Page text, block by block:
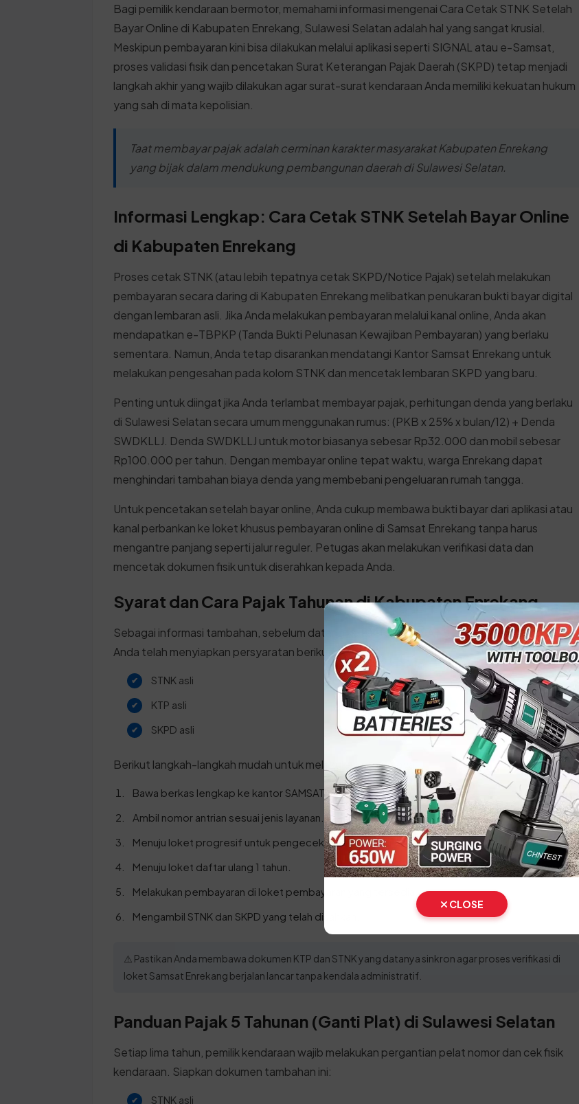
Bagi pemilik kendaraan bermotor, memahami informasi mengenai Cara Cetak STNK Setelah
Bayar Online di Kabupaten Enrekang, Sulawesi Selatan adalah hal yang sangat krusial.
Meskipun pembayaran kini bisa dilakukan melalui aplikasi seperti SIGNAL atau e-Samsat,
proses validasi fisik dan pencetakan Surat Keterangan Pajak Daerah (SKPD) tetap menjadi
langkah akhir yang wajib dilakukan agar surat-surat kendaraan Anda memiliki kekuatan hukum
yang sah di mata kepolisian.
Taat membayar pajak adalah cerminan karakter masyarakat Kabupaten Enrekang
yang bijak dalam mendukung pembangunan daerah di Sulawesi Selatan.
Informasi Lengkap: Cara Cetak STNK Setelah Bayar Online
di Kabupaten Enrekang
Proses cetak STNK (atau lebih tepatnya cetak SKPD/Notice Pajak) setelah melakukan
pembayaran secara daring di Kabupaten Enrekang melibatkan penukaran bukti bayar digital
dengan lembaran asli. Jika Anda melakukan pembayaran melalui kanal online, Anda akan
mendapatkan e-TBPKP (Tanda Bukti Pelunasan Kewajiban Pembayaran) yang berlaku
sementara. Namun, Anda tetap disarankan mendatangi Kantor Samsat Enrekang untuk
melakukan pengesahan pada kolom STNK dan mencetak lembaran SKPD yang baru.
Penting untuk diingat jika Anda terlambat membayar pajak, perhitungan denda yang berlaku
di Sulawesi Selatan secara umum menggunakan rumus: (PKB x 25% x bulan/12) + Denda
SWDKLLJ. Denda SWDKLLJ untuk motor biasanya sebesar Rp32.000 dan mobil sebesar
Rp100.000 per tahun. Dengan membayar online tepat waktu, warga Enrekang dapat
menghindari tambahan biaya denda yang membebani pengeluaran rumah tangga.
Untuk pencetakan setelah bayar online, Anda cukup membawa bukti bayar dari aplikasi atau
kanal perbankan ke loket khusus pembayaran online di Samsat Enrekang tanpa harus
mengantre panjang seperti jalur reguler. Petugas akan melakukan verifikasi data dan
mencetak dokumen fisik untuk diserahkan kepada Anda.
Syarat dan Cara Pajak Tahunan di Kabupaten Enrekang
Sebagai informasi tambahan, sebelum datang ke kantor SAMSAT Sulawesi Selatan, pastikan
Anda telah menyiapkan persyaratan berikut:
STNK asli
KTP asli
SKPD asli
Berikut langkah-langkah mudah untuk melakukan prosesnya:
Bawa berkas lengkap ke kantor SAMSAT Enrekang.
Ambil nomor antrian sesuai jenis layanan.
Menuju loket progresif untuk pengecekan kepemilikan.
Menuju loket daftar ulang 1 tahun.
Melakukan pembayaran di loket pembayaran yang tersedia.
Mengambil STNK dan SKPD yang telah disahkan.
⚠️ Pastikan Anda membawa dokumen KTP dan STNK yang datanya sinkron agar proses verifikasi di
loket Samsat Enrekang berjalan lancar tanpa kendala administratif.
Panduan Pajak 5 Tahunan (Ganti Plat) di Sulawesi Selatan
Setiap lima tahun, pemilik kendaraan wajib melakukan pergantian pelat nomor dan cek fisik
kendaraan. Siapkan dokumen tambahan ini:
STNK asli
CLOSE